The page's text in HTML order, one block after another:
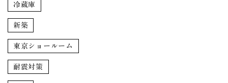
冷蔵庫
新築
東京ショールーム
耐震対策